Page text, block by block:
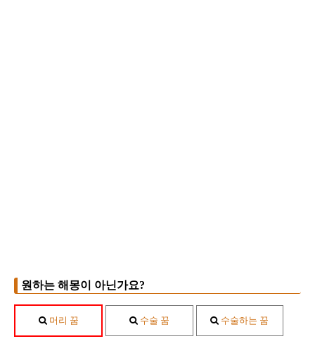
원하는 해몽이 아닌가요?
머리 꿈 수술 꿈 수술하는 꿈